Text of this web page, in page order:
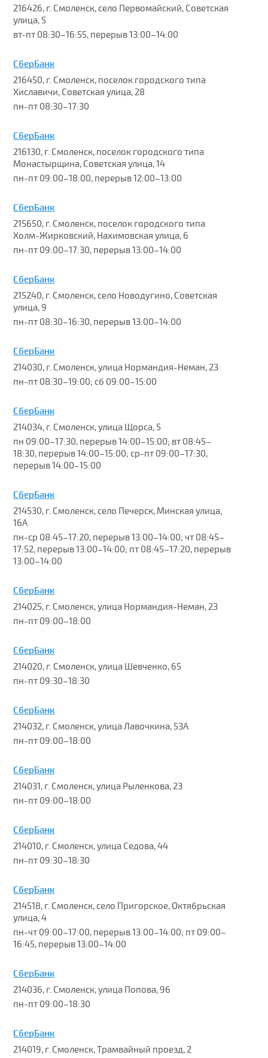
216426, г. Смоленск, село Первомайский, Советская
улица, 5
вт-пт 08:30–16:55, перерыв 13:00–14:00
СберБанк
216450, г. Смоленск, поселок городского типа
Хиславичи, Советская улица, 28
пн-пт 08:30–17:30
СберБанк
216130, г. Смоленск, поселок городского типа
Монастырщина, Советская улица, 14
пн-пт 09:00–18:00, перерыв 12:00–13:00
СберБанк
215650, г. Смоленск, поселок городского типа
Холм-Жирковский, Нахимовская улица, 6
пн-пт 09:00–17:30, перерыв 13:00–14:00
СберБанк
215240, г. Смоленск, село Новодугино, Советская
улица, 9
пн-пт 08:30–16:30, перерыв 13:00–14:00
СберБанк
214030, г. Смоленск, улица Нормандия-Неман, 23
пн-пт 08:30–19:00; сб 09:00–15:00
СберБанк
214034, г. Смоленск, улица Щорса, 5
пн 09:00–17:30, перерыв 14:00–15:00; вт 08:45–
18:30, перерыв 14:00–15:00; ср-пт 09:00–17:30,
перерыв 14:00–15:00
СберБанк
214530, г. Смоленск, село Печерск, Минская улица,
16А
пн-ср 08:45–17:20, перерыв 13:00–14:00; чт 08:45–
17:52, перерыв 13:00–14:00; пт 08:45–17:20, перерыв
13:00–14:00
СберБанк
214025, г. Смоленск, улица Нормандия-Неман, 23
пн-пт 09:00–18:00
СберБанк
214020, г. Смоленск, улица Шевченко, 65
пн-пт 09:30–18:30
СберБанк
214032, г. Смоленск, улица Лавочкина, 53А
пн-пт 09:00–18:00
СберБанк
214031, г. Смоленск, улица Рыленкова, 23
пн-пт 09:00–18:00
СберБанк
214010, г. Смоленск, улица Седова, 44
пн-пт 09:30–18:30
СберБанк
214518, г. Смоленск, село Пригорское, Октябрьская
улица, 4
пн-чт 09:00–17:00, перерыв 13:00–14:00; пт 09:00–
16:45, перерыв 13:00–14:00
СберБанк
214036, г. Смоленск, улица Попова, 96
пн-пт 09:00–18:30
СберБанк
214019, г. Смоленск, Трамвайный проезд, 2